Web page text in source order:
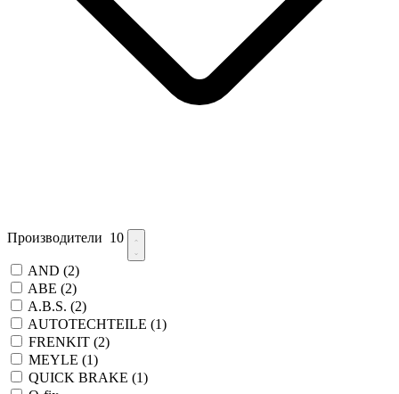
Производители 10
AND (2)
ABE (2)
A.B.S. (2)
AUTOTECHTEILE (1)
FRENKIT (2)
MEYLE (1)
QUICK BRAKE (1)